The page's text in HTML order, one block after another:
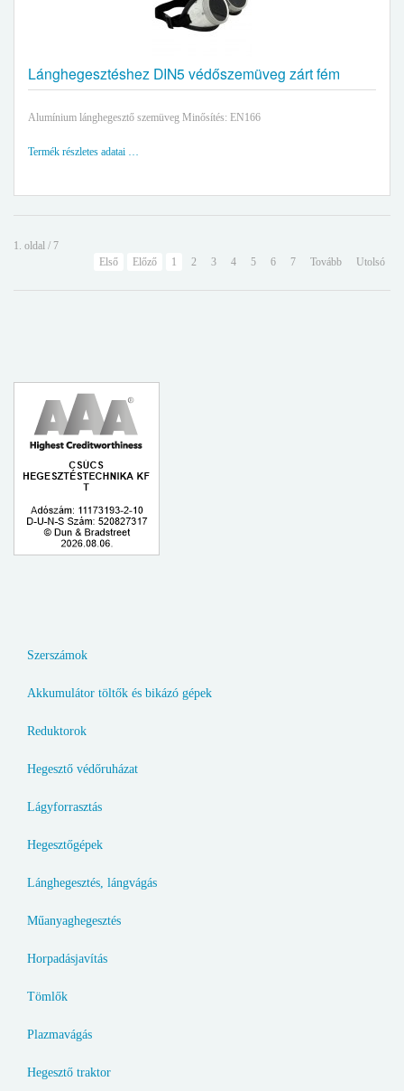
Lánghegesztéshez DIN5 védőszemüveg zárt fém
Alumínium lánghegesztő szemüveg Minősítés: EN166
Termék részletes adatai …
1. oldal / 7
Első Előző 1 2 3 4 5 6 7 Tovább Utolsó
Szerszámok
Akkumulátor töltők és bikázó gépek
Reduktorok
Hegesztő védőruházat
Lágyforrasztás
Hegesztőgépek
Lánghegesztés, lángvágás
Műanyaghegesztés
Horpadásjavítás
Tömlők
Plazmavágás
Hegesztő traktor